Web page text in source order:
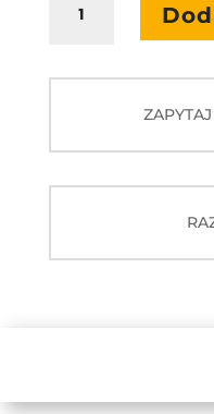
Eduterapeutica
ASD.